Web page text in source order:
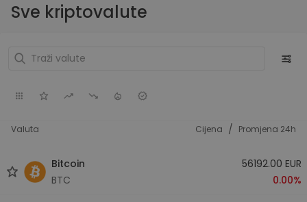
Sve kriptovalute
Valuta Cijena / Promjena 24h
Bitcoin
BTC
56192.00 EUR
0.00%